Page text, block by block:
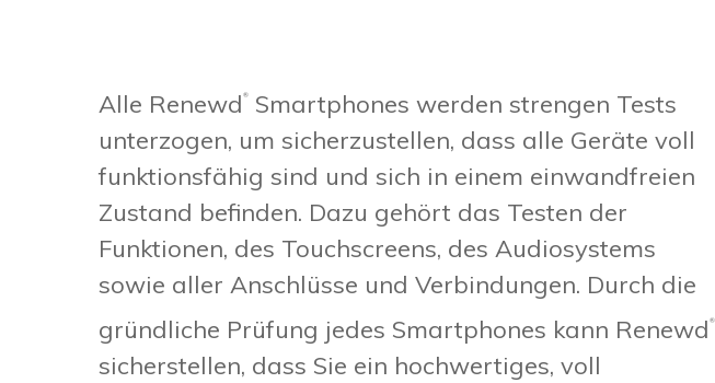
Alle Renewd®
Smartphones werden strengen Tests
unterzogen, um sicherzustellen, dass alle Geräte voll
funktionsfähig sind und sich in einem einwandfreien
Zustand befinden. Dazu gehört das Testen der
Funktionen, des Touchscreens, des Audiosystems
sowie aller Anschlüsse und Verbindungen. Durch die
gründliche Prüfung jedes Smartphones kann Renewd®
sicherstellen, dass Sie ein hochwertiges, voll